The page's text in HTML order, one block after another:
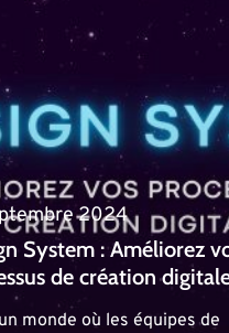
2024
System : Améliorez
de création
monde où les équipes de